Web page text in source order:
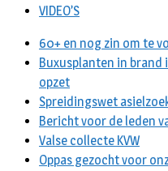
VIDEO’S
60+ en nog zin om te
Buxusplanten in brand
opzet
Spreidingswet
Bericht voor de leden
Valse collecte KVW
Oppas gezocht voor